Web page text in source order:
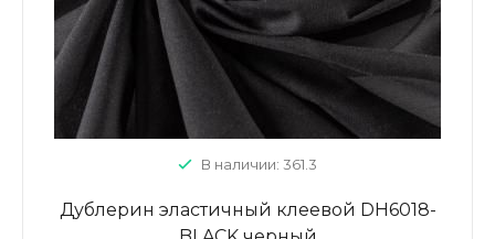
В наличии: 361.3
Дублерин эластичный клеевой DH6018-